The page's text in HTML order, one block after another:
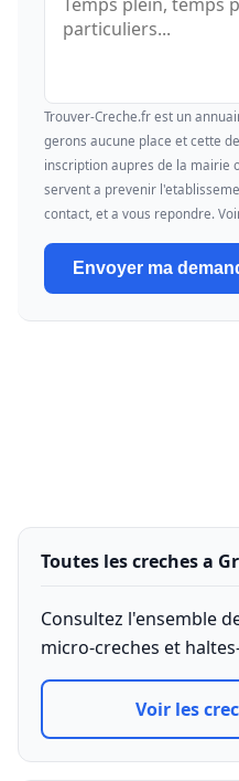
Trouver-Creche.fr est un
gerons aucune place et cette
inscription aupres de la mairie
servent a prevenir
contact, et a vous repondre.
Envoyer ma
Toutes les creches a
Consultez l'ensemble
micro-creches et
Voir les